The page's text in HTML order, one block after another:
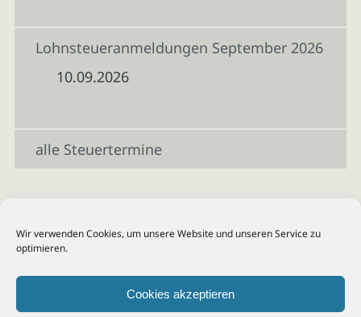
Wir verwenden Cookies, um unsere Website und unseren Service zu
optimieren.
Cookies akzeptieren
Lohnsteueranmeldungen September 2026
10.09.2026
alle Steuertermine